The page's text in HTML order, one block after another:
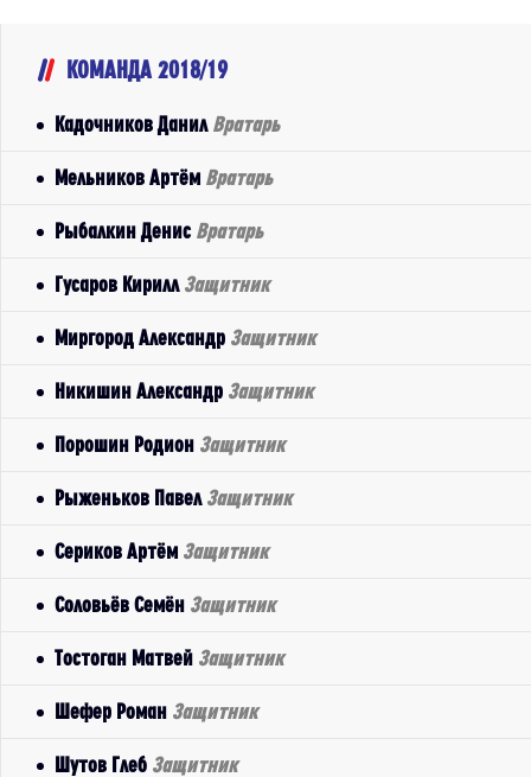
КОМАНДА 2018/19
Кадочников Данил Вратарь
Мельников Артём Вратарь
Рыбалкин Денис Вратарь
Гусаров Кирилл Защитник
Миргород Александр Защитник
Никишин Александр Защитник
Порошин Родион Защитник
Рыженьков Павел Защитник
Сериков Артём Защитник
Соловьёв Семён Защитник
Тостоган Матвей Защитник
Шефер Роман Защитник
Шутов Глеб Защитник